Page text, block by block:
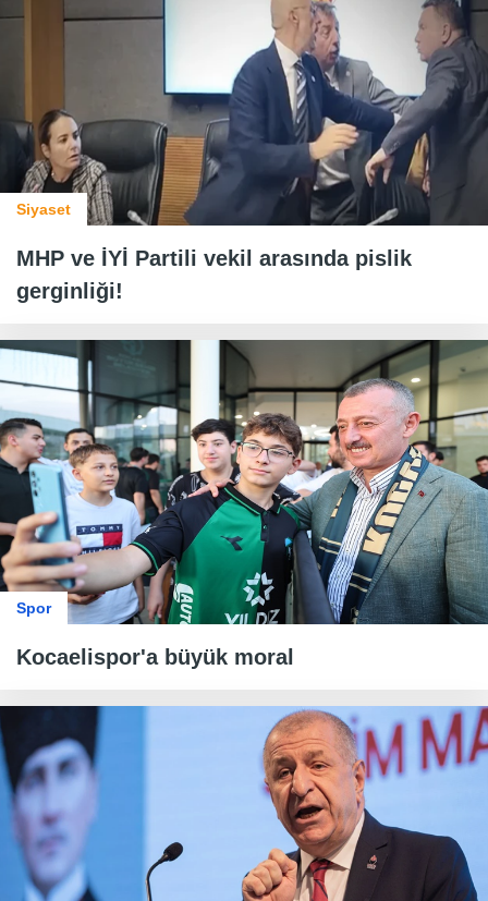
Siyaset
MHP ve İYİ Partili vekil arasında pislik
gerginliği!
Spor
Kocaelispor'a büyük moral